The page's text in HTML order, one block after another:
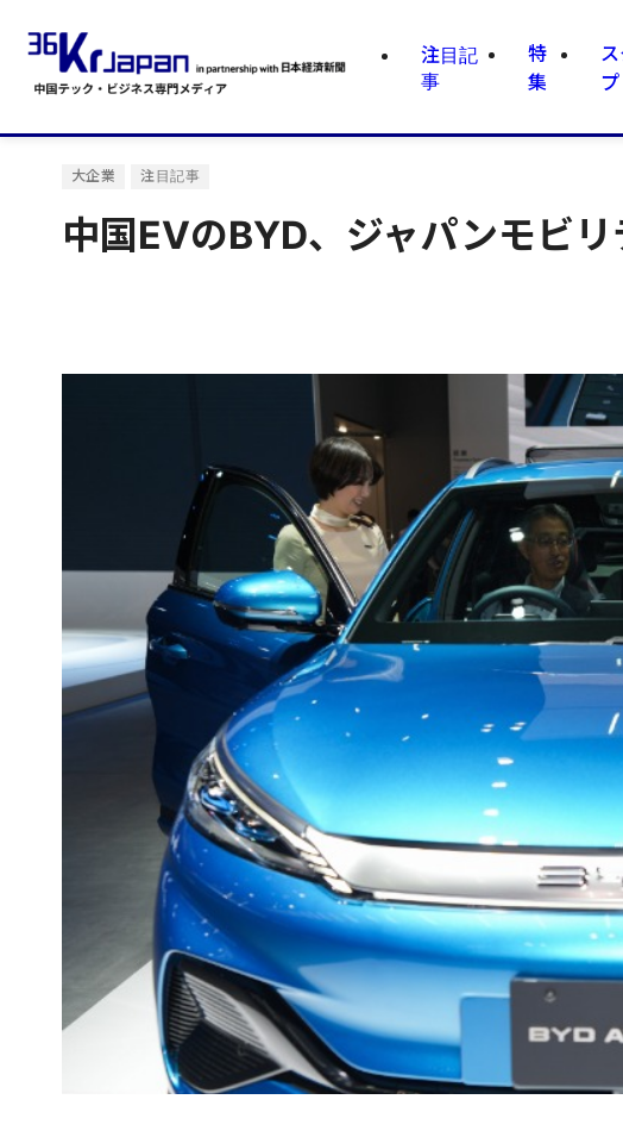
注目記
事
特
集
プ
大企業 注目記事
中国EVのBYD、ジャパンモビ